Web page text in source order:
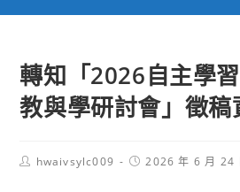
轉知「2026自主學
教與學研討會」徵稿
Posthwaivsylc009
Post2026 年 6 月 24